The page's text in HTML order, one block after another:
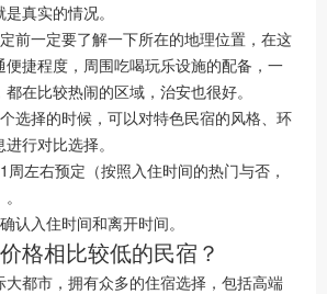
真实的情况。
前一定要了解一下所在的地理位置，在这
捷程度，周围吃喝玩乐设施的配备，一
在比较热闹的区域，治安也很好。
选择的时候，可以对特色民宿的风格、环
行对比选择。
左右预定（按照入住时间的热门与否，
认入住时间和离开时间。
格相比较低的民宿？
都市，拥有众多的住宿选择，包括高端